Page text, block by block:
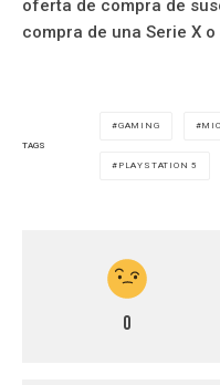
oferta de compra de
compra de una Serie X
TAGS
GAMING
PLAYSTATION 5
0